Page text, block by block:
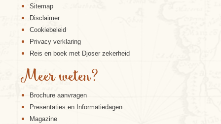
Sitemap
Disclaimer
Cookiebeleid
Privacy verklaring
Reis en boek met Djoser zekerheid
Meer weten?
Brochure aanvragen
Presentaties en Informatiedagen
Magazine